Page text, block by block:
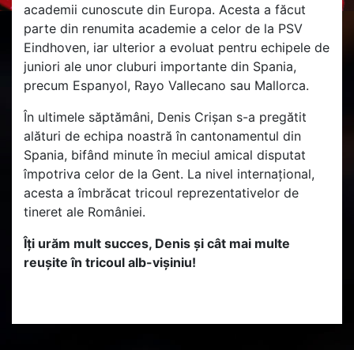
academii cunoscute din Europa. Acesta a făcut
parte din renumita academie a celor de la PSV
Eindhoven, iar ulterior a evoluat pentru echipele de
juniori ale unor cluburi importante din Spania,
precum Espanyol, Rayo Vallecano sau Mallorca.
În ultimele săptămâni, Denis Crișan s-a pregătit
alături de echipa noastră în cantonamentul din
Spania, bifând minute în meciul amical disputat
împotriva celor de la Gent. La nivel internațional,
acesta a îmbrăcat tricoul reprezentativelor de
tineret ale României.
Îți urăm mult succes, Denis și cât mai multe
reușite în tricoul alb-vișiniu!